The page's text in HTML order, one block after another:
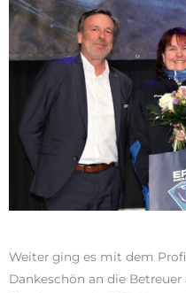
Weiter ging es mit dem
Dankeschön an die